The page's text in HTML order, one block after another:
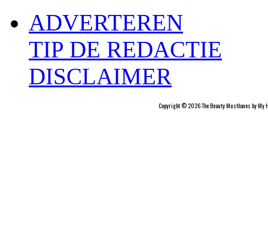
ADVERTEREN
TIP DE REDACTIE
DISCLAIMER
Copyright © 2026 The Beauty Musthaves by My